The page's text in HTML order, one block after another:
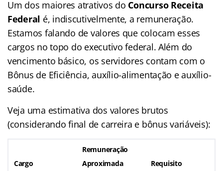
Um dos maiores atrativos do Concurso Receita
Federal é, indiscutivelmente, a remuneração.
Estamos falando de valores que colocam esses
cargos no topo do executivo federal. Além do
vencimento básico, os servidores contam com o
Bônus de Eficiência, auxílio-alimentação e auxílio-
saúde.
Veja uma estimativa dos valores brutos
(considerando final de carreira e bônus variáveis):
Cargo
Remuneração
Aproximada
Requisito